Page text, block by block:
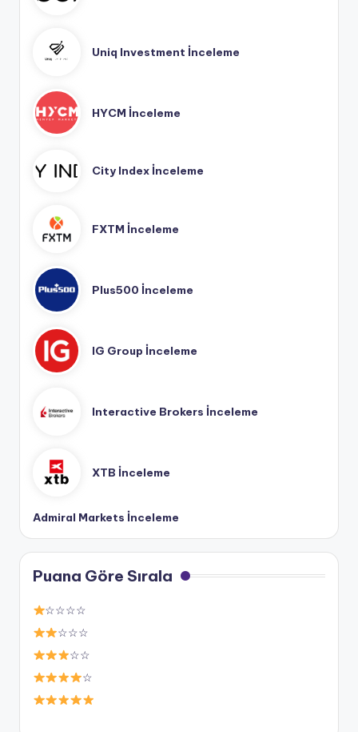
Uniq Investment İnceleme
HYCM İnceleme
City Index İnceleme
FXTM İnceleme
Plus500 İnceleme
IG Group İnceleme
Interactive Brokers İnceleme
XTB İnceleme
Admiral Markets İnceleme
Puana Göre Sırala
☆☆☆☆
☆☆☆
☆☆
☆